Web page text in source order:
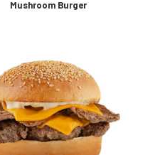
Mushroom Burger